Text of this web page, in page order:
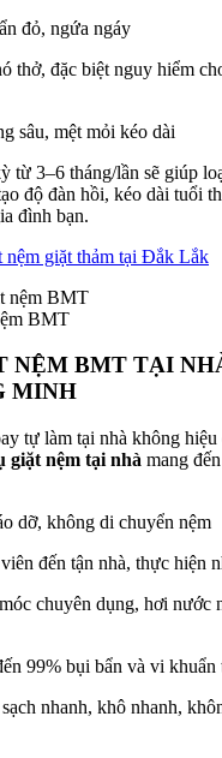
đỏ, ngứa ngáy
thở, đặc biệt nguy hiểm
sâu, mệt mỏi kéo dài
từ 3–6 tháng/lần sẽ giúp
độ đàn hồi, kéo dài tuổi
đình bạn.
nệm giặt thảm tại Đắk Lắk
BMT
NỆM BMT TẠI
MINH
tự làm tại nhà không hiệu
giặt nệm tại nhà mang
dỡ, không di chuyển nệm
đến tận nhà, thực hiện
chuyên dụng, hơi nước
99% bụi bẩn và vi
nhanh, khô nhanh,